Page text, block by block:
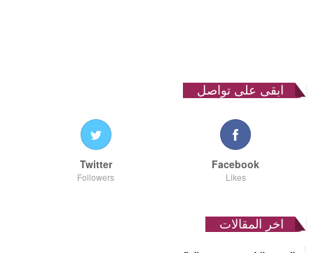
ابقى على تواصل
Facebook
Likes
Twitter
Followers
اخر المقالات